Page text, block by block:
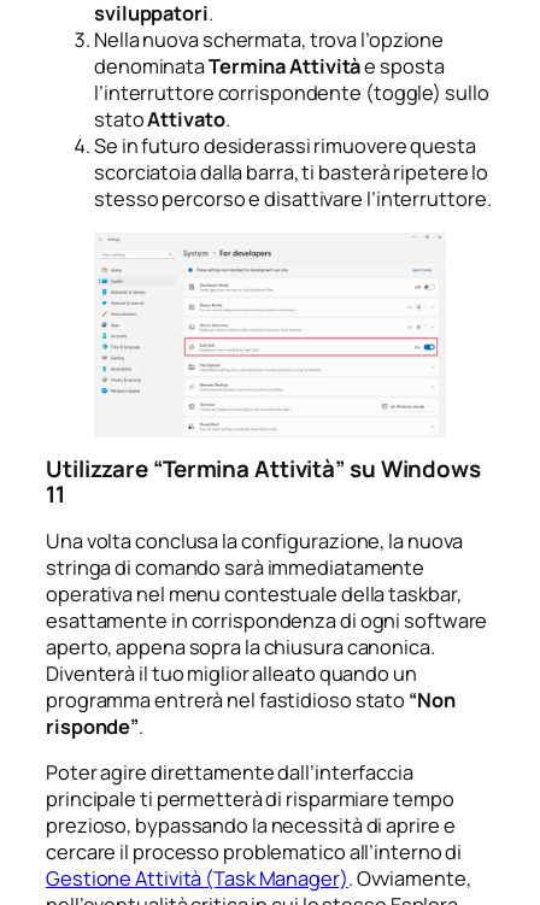
sviluppatori.
Nella nuova schermata, trova l’opzione
denominataTermina Attivitàe sposta
l’interruttore corrispondente (toggle) sullo
statoAttivato.
Se in futuro desiderassi rimuovere questa
scorciatoia dalla barra, ti basterà ripetere lo
stesso percorso e disattivare l’interruttore.
Utilizzare “Termina Attività” su Windows
11
Una volta conclusa la configurazione, la nuova
stringa di comando sarà immediatamente
operativa nel menu contestuale della taskbar,
esattamente in corrispondenza di ogni software
aperto, appena sopra la chiusura canonica.
Diventerà il tuo miglior alleato quando un
programma entrerà nel fastidioso stato “Non
risponde”.
Poter agire direttamente dall’interfaccia
principale ti permetterà di risparmiare tempo
prezioso, bypassando la necessità di aprire e
cercare il processo problematico all’interno di
Gestione Attività (Task Manager). Ovviamente,